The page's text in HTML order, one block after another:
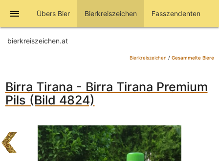
menu Übers Bier Bierkreiszeichen Fasszendenten
bierkreiszeichen.at
Bierkreiszeichen / Gesammelte Biere
Birra Tirana - Birra Tirana Premium
Pils (Bild 4824)